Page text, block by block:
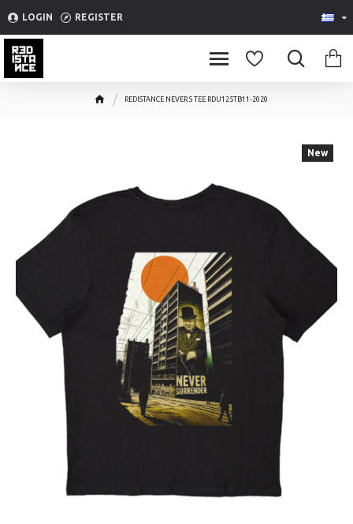
Please
This
website
LOGIN REGISTER
REDISTANCE NEVER S TEE RDU125TB11-2020
New